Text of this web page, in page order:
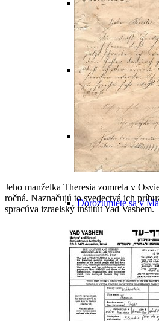
Poznávacie okruhy
Kultúra v Malackách
Múzeum Michala
Dorozumiete sa v
Vianoce v Malackách
Jeho manželka Theresia zomrela v
ročná. Naznačujú to svedectvá ich
spracúva izraelský inštitút Yad Vashem.